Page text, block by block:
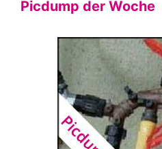
Picdump der Woche